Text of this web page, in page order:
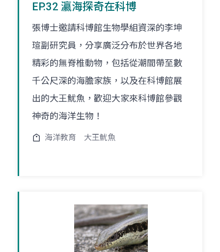
EP.32 瀛海探奇在科博
張博士邀請科博館生物學組資深的李坤
瑄副研究員，分享廣泛分布於世界各地
精彩的無脊椎動物，包括從潮間帶至數
千公尺深的海膽家族，以及在科博館展
出的大王魷魚，歡迎大家來科博館參觀
神奇的海洋生物！
海洋教育 大王魷魚